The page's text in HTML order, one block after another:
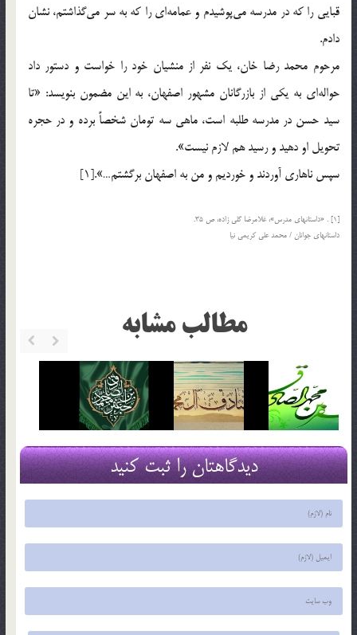
قبايي را كه در مدرسه مي‌پوشيدم و عمامه‌اي را كه به سر مي‌گذاشتم، نشان
دادم.
مرحوم محمد رضا خان، يك نفر از منشيان خود را خواست و دستور داد
حواله‌اي به يكي از بازرگانان مشهور اصفهان، به اين مضمون بنويسد: «تا
سيد حسن در مدرسه طلبه است، ماهي سه تومان شخصاً برده و در حجره
تحويل او دهيد و رسيد هم لازم نيست».
سپس ناهاري آوردند و خورديم و من به اصفهان برگشتم…».[1]
[1] . «داستانهاي مدرس»، غلامرضا گلي زاده، ص 35.
داستانهاي جوانان / محمد علي کريمي نيا
مطالب مشابه
دیدگاهتان را ثبت کنید